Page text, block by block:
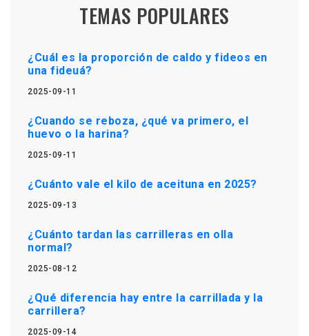
TEMAS POPULARES
¿Cuál es la proporción de caldo y fideos en
una fideuá?
2025-09-11
¿Cuando se reboza, ¿qué va primero, el
huevo o la harina?
2025-09-11
¿Cuánto vale el kilo de aceituna en 2025?
2025-09-13
¿Cuánto tardan las carrilleras en olla
normal?
2025-08-12
¿Qué diferencia hay entre la carrillada y la
carrillera?
2025-09-14